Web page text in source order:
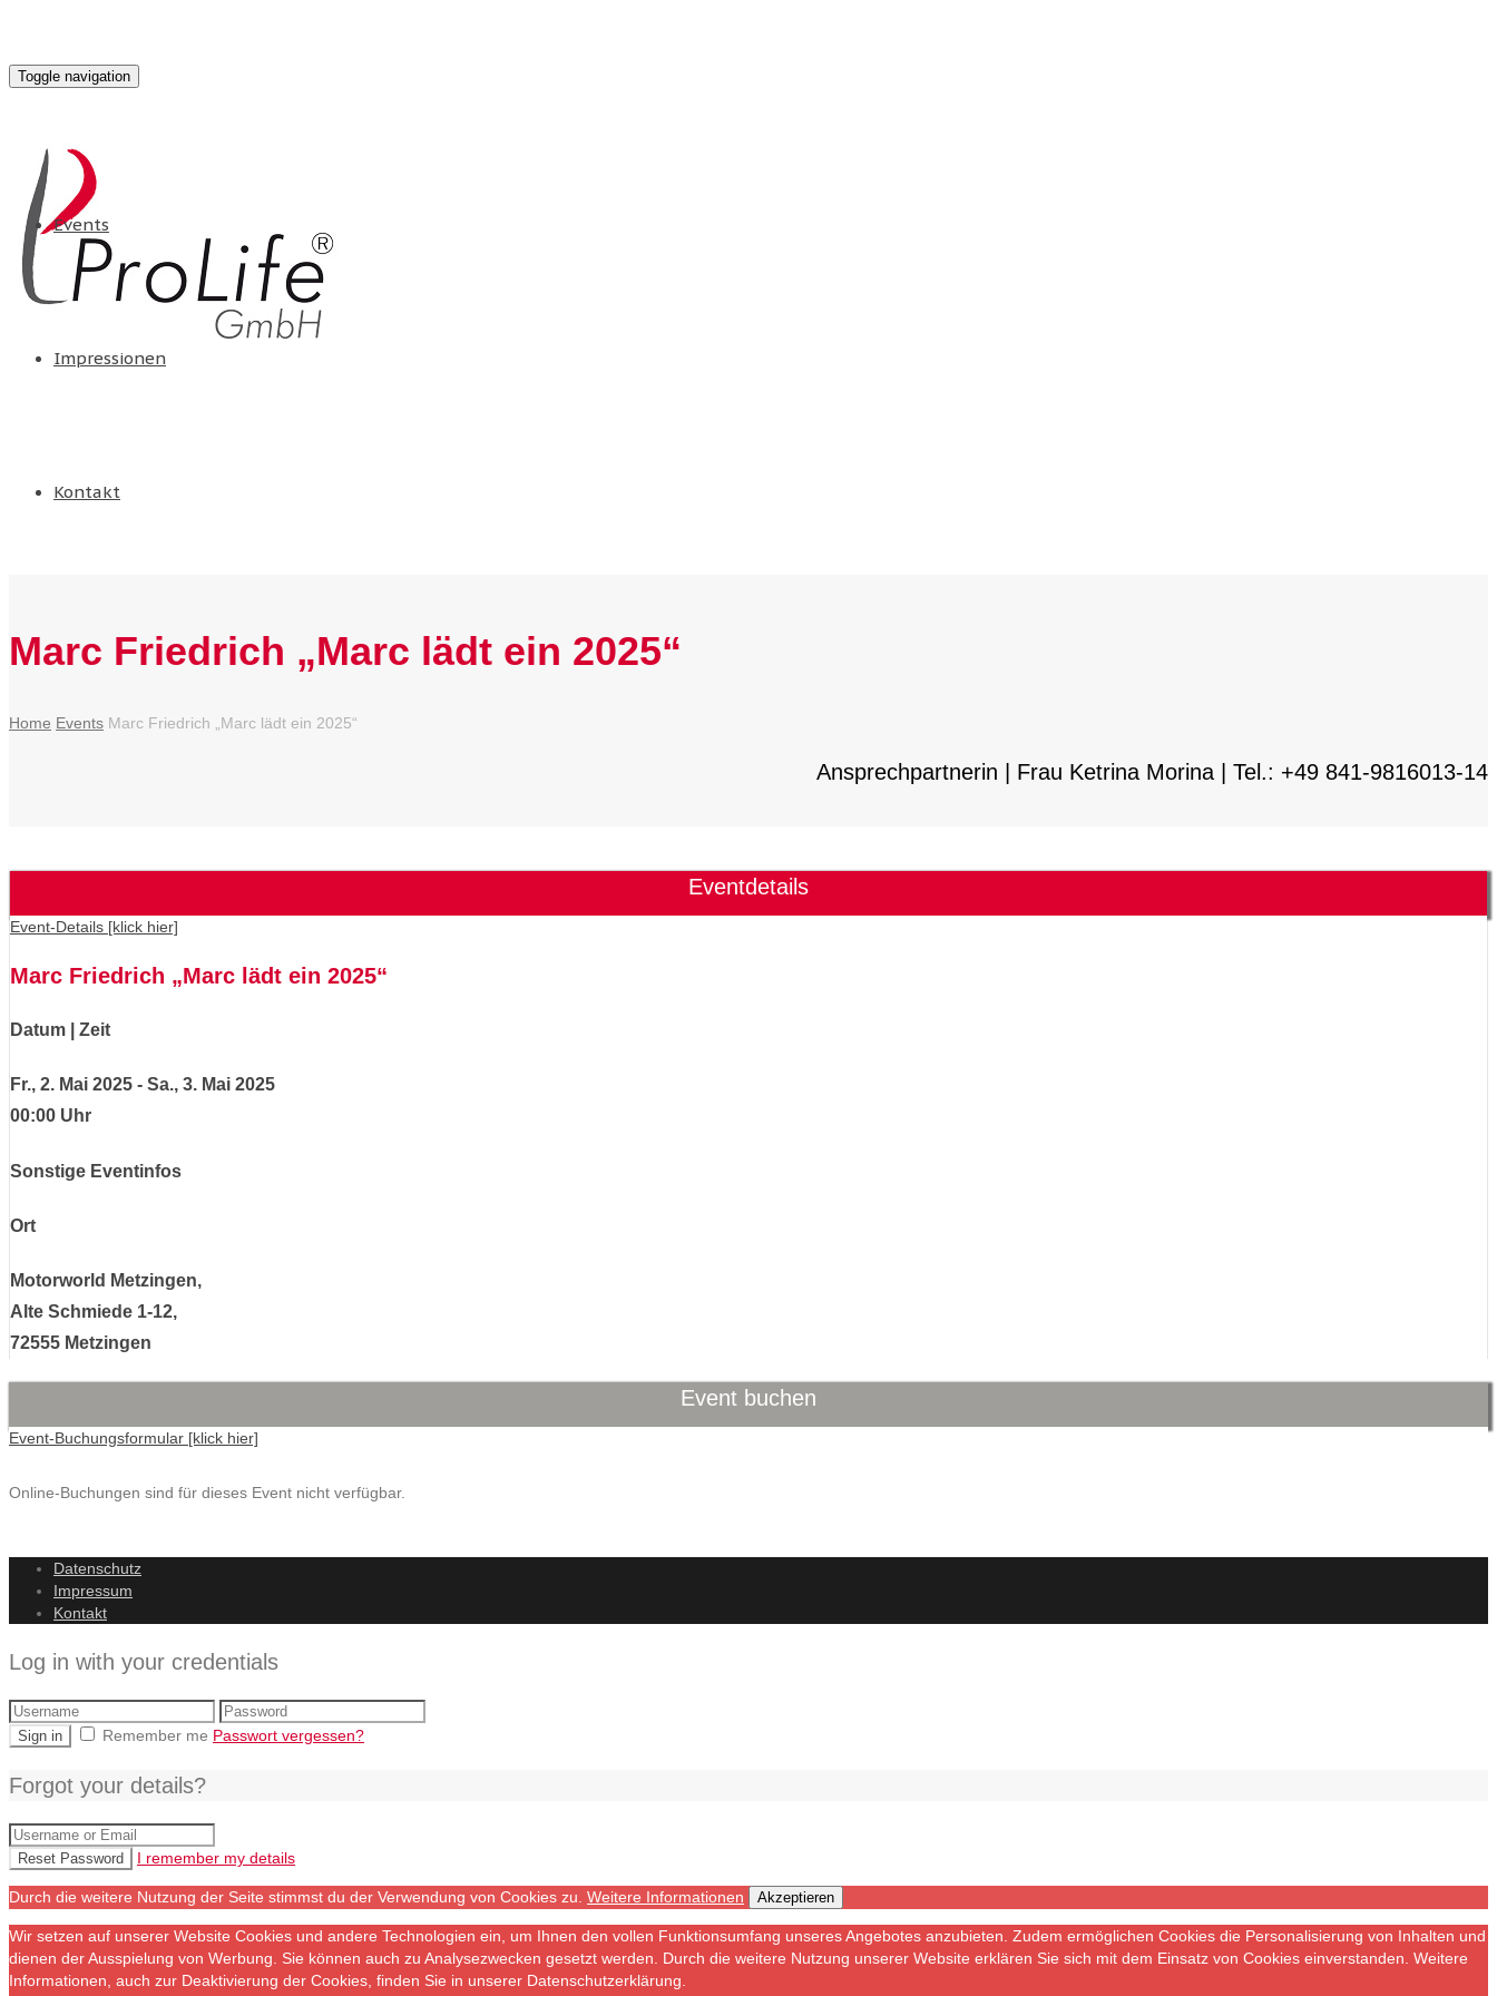
Toggle navigation
Events
Impressionen
Kontakt
Marc Friedrich „Marc lädt ein 2025“
Home Events Marc Friedrich „Marc lädt ein 2025“
Ansprechpartnerin | Frau Ketrina Morina | Tel.: +49 841-9816013-14
Eventdetails
Event-Details [klick hier]
Marc Friedrich „Marc lädt ein 2025“
Datum | Zeit
Fr., 2. Mai 2025 - Sa., 3. Mai 2025
00:00 Uhr
Sonstige Eventinfos
Ort
Motorworld Metzingen,
Alte Schmiede 1-12,
72555 Metzingen
Event buchen
Event-Buchungsformular [klick hier]
Online-Buchungen sind für dieses Event nicht verfügbar.
Datenschutz
Impressum
Kontakt
Log in with your credentials
Sign in Remember me Passwort vergessen?
Forgot your details?
Reset Password I remember my details
Durch die weitere Nutzung der Seite stimmst du der Verwendung von Cookies zu. Weitere Informationen Akzeptieren
Wir setzen auf unserer Website Cookies und andere Technologien ein, um Ihnen den vollen Funktionsumfang unseres Angebotes anzubieten. Zudem ermöglichen Cookies die Personalisierung von Inhalten und
dienen der Ausspielung von Werbung. Sie können auch zu Analysezwecken gesetzt werden. Durch die weitere Nutzung unserer Website erklären Sie sich mit dem Einsatz von Cookies einverstanden. Weitere
Informationen, auch zur Deaktivierung der Cookies, finden Sie in unserer Datenschutzerklärung.